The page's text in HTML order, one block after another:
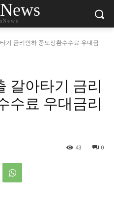
기 금리인하 중도상환수수료 우대금
갈아타기 금리
수료 우대금리
0
43